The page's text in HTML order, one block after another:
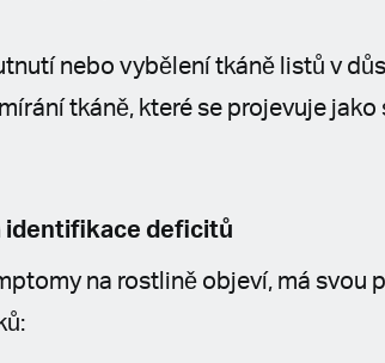
nebo vybělení tkáně listů v
tkáně, které se projevuje
identifikace deficitů
na rostlině objeví, má svou